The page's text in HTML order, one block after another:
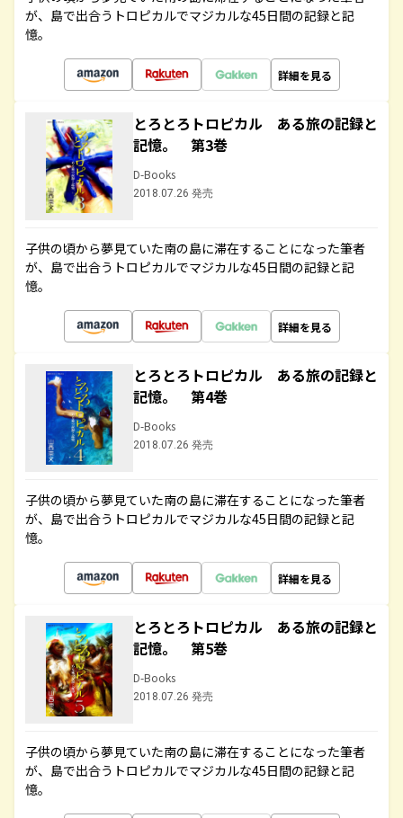
が、島で出合うトロピカルでマジカルな45日間の記録と記
憶。
詳細を見る
とろとろトロピカル ある旅の記録と
記憶。 第3巻
D-Books
2018.07.26 発売
子供の頃から夢見ていた南の島に滞在することになった筆者
が、島で出合うトロピカルでマジカルな45日間の記録と記
憶。
詳細を見る
とろとろトロピカル ある旅の記録と
記憶。 第4巻
D-Books
2018.07.26 発売
子供の頃から夢見ていた南の島に滞在することになった筆者
が、島で出合うトロピカルでマジカルな45日間の記録と記
憶。
詳細を見る
とろとろトロピカル ある旅の記録と
記憶。 第5巻
D-Books
2018.07.26 発売
子供の頃から夢見ていた南の島に滞在することになった筆者
が、島で出合うトロピカルでマジカルな45日間の記録と記
憶。